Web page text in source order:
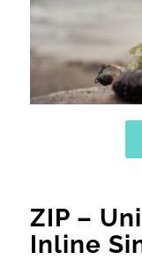
ZIP –
Inline